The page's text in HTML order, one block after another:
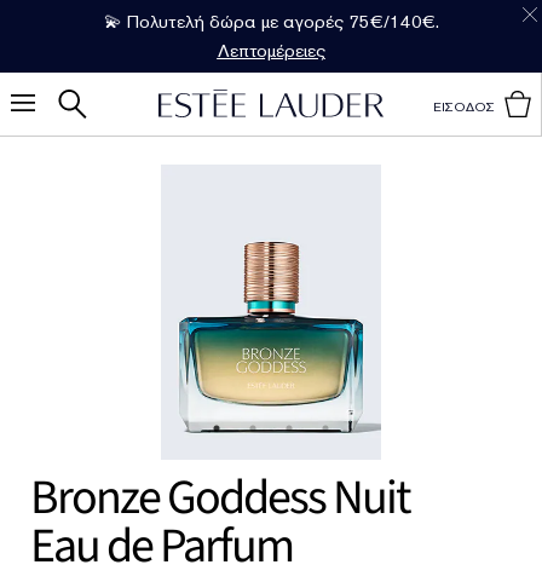
💫 Πολυτελή δώρα με αγορές 75€/140€.
Λεπτομέρειες
ΕΙΣΟΔΟΣ
Bronze Goddess Nuit
Eau de Parfum